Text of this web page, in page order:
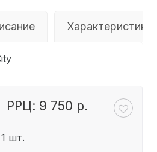
Характеристики
РРЦ: 9 750 р.
шт.